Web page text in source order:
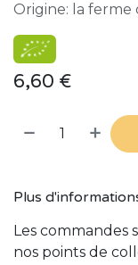
Origine: la ferme
6,60 €
Plus
Les commandes
nos points de